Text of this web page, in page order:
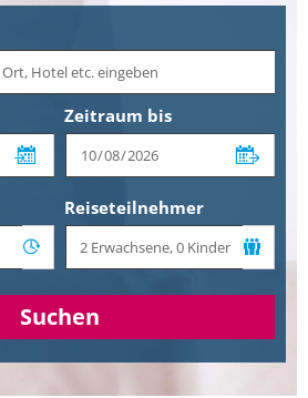
Zeitraum bis
Reiseteilnehmer
Suchen